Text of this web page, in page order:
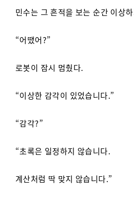
민수는 그 흔적을 보는 순간 이상
“어땠어?”
로봇이 잠시 멈췄다.
“이상한 감각이 있었습니다.”
“감각?”
“초록은 일정하지 않습니다.
계산처럼 딱 맞지 않습니다.”